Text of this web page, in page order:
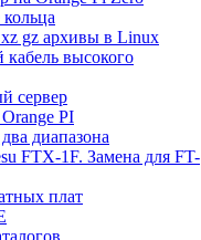
xz gz архивы в Linux
высокого
сервер
PI
диапазона
FTX-1F. Замена для FT-
плат